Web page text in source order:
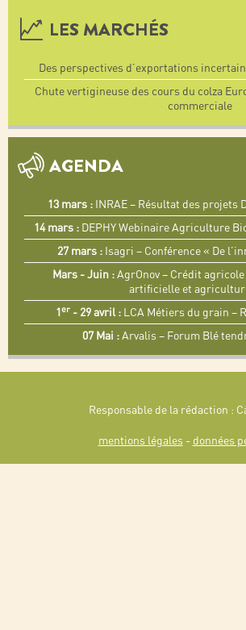
LES MARCHÉS
Des perspectives d’exportations
Chute vertigineuse des cours du colza
commerciale
AGENDA
13 mars : INRAE – Résultat des projets
14 mars :DEPHY Webinaire Agriculture
27 mars : Isagri – Conférence « De
Mars - Juin :AgrOnov – Crédit
artificielle et
1er - 29 avril : LCA Métiers du grain –
07 Mai :Arvalis – Forum Blé
Responsable de la rédaction :
mentions légales - données